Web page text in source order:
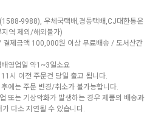
9988), 우체국택배,경동택배,CJ대한통운
지역 제외/해외불가)
제금액 100,000원 이상 무료배송 / 도서산간
영업일 약1~3일소요
시 이전 주문건 당일 출고 됩니다.
에는 주문 변경/취소가 불가능합니다.
또는 기상악화가 발생하는 경우 제품의 배송과
가 다소 지연될 수 있습니다.